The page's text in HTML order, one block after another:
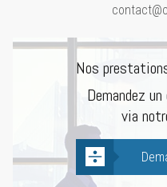
Nos
Demandez
via